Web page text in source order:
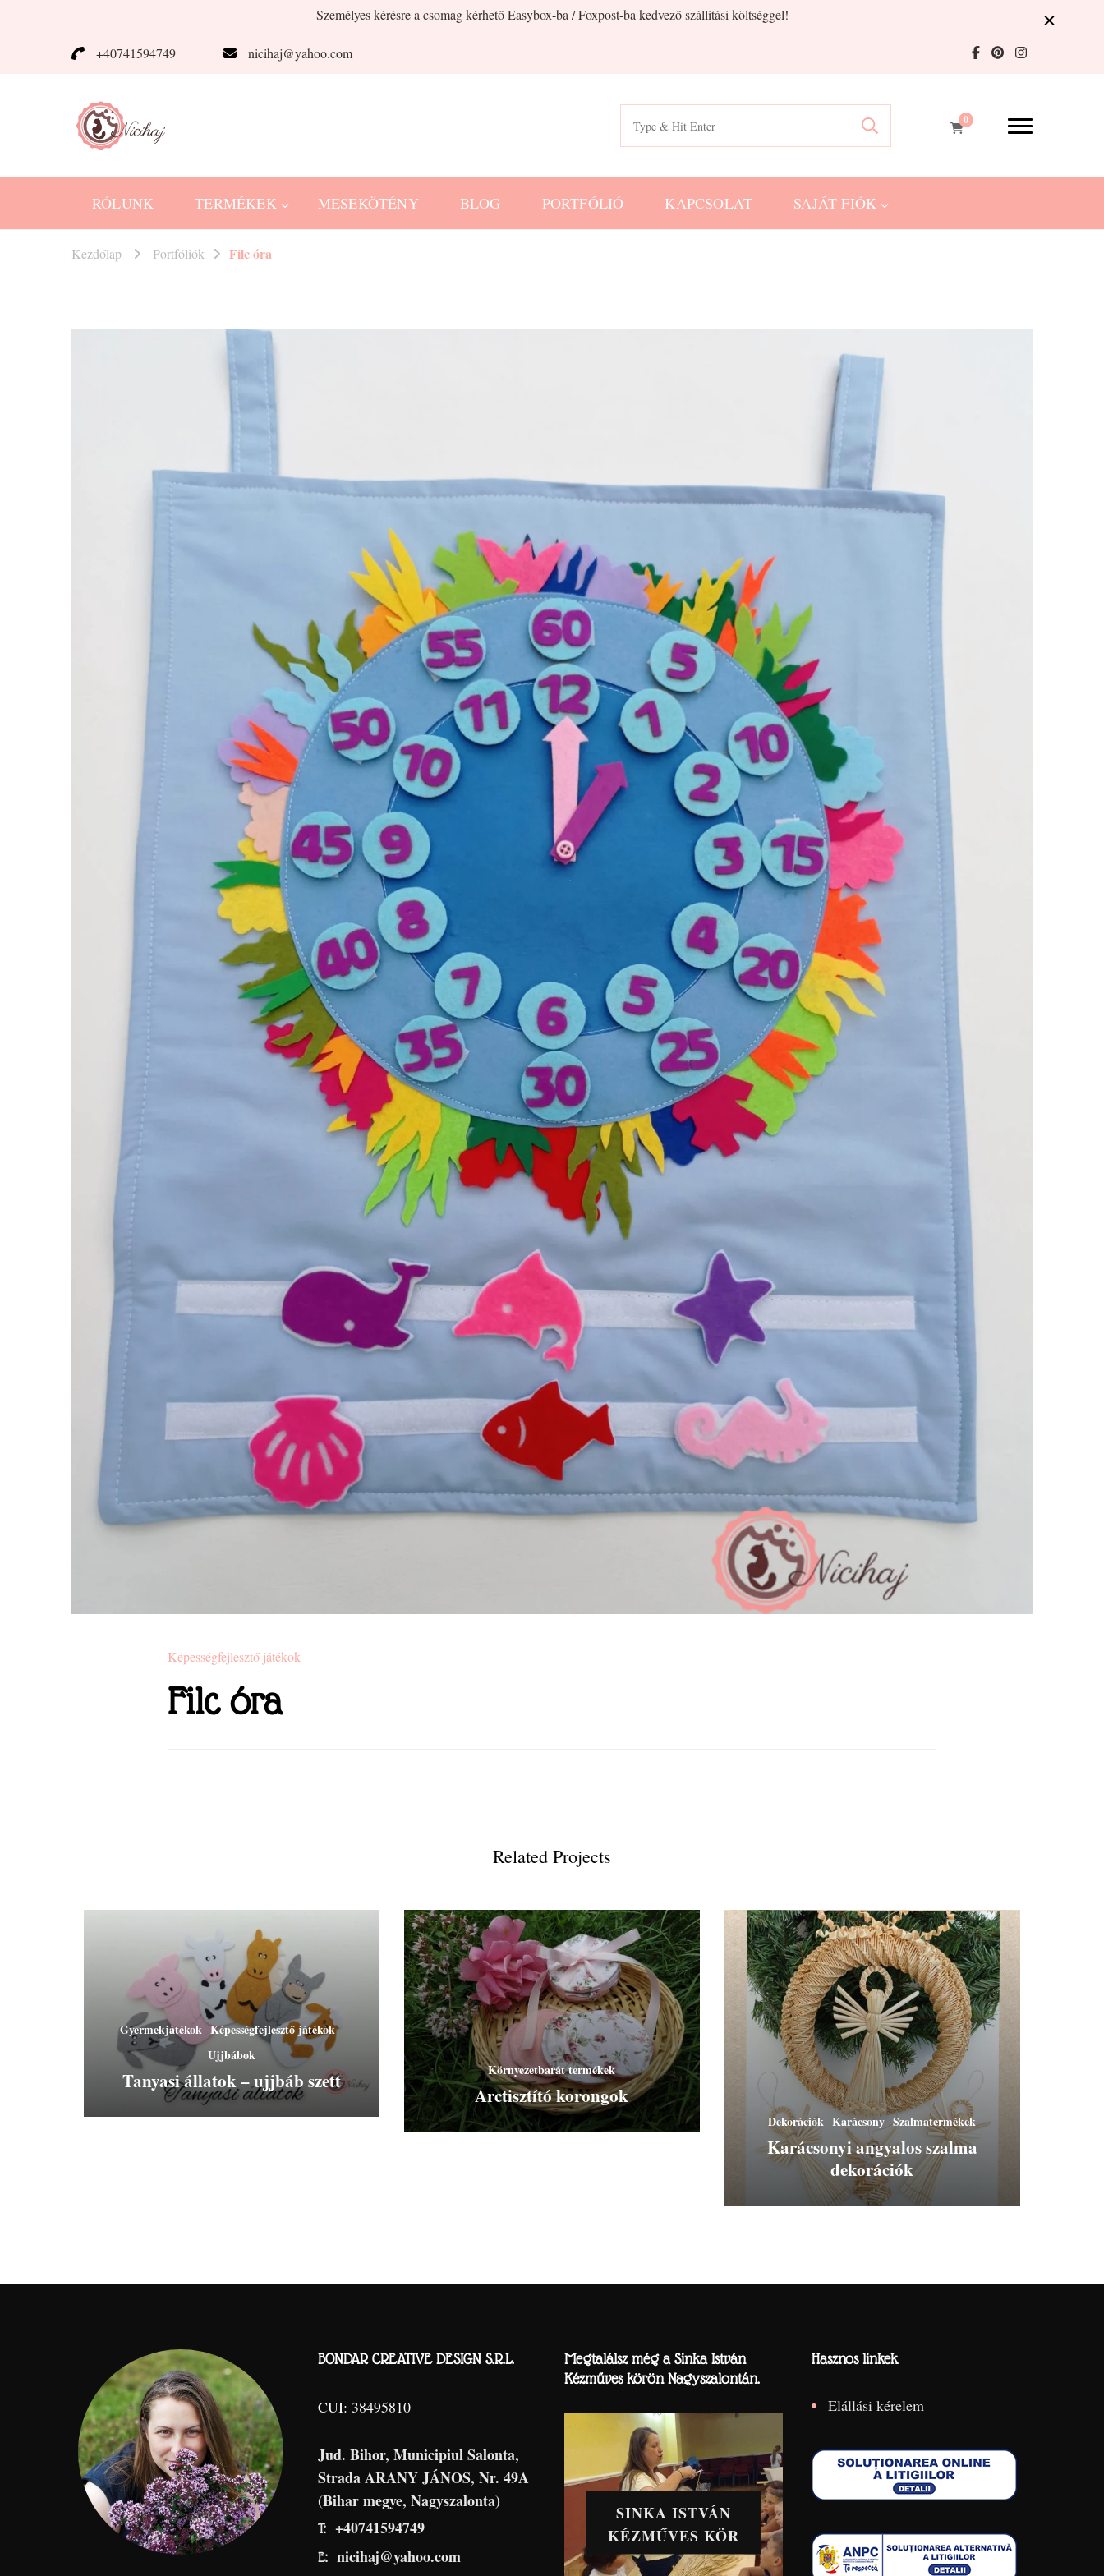
Személyes kérésre a csomag kérhető Easybox-ba / Foxpost-ba kedvező szállítási költséggel!
+40741594749 nicihaj@yahoo.com
Search
for:
0
RÓLUNK TERMÉKEK MESEKÖTÉNY BLOG PORTFÓLIÓ KAPCSOLAT SAJÁT FIÓK
Kezdőlap Portfóliók Filc óra
Képességfejlesztő játékok
Filc óra
Related Projects
Gyermekjátékok Képességfejlesztő játékok
Ujjbábok
Tanyasi állatok – ujjbáb szett Környezetbarát termékek
Arctisztító korongok
Dekorációk Karácsony Szalmatermékek
Karácsonyi angyalos szalma
dekorációk
BONDAR CREATIVE DESIGN S.R.L.
CUI: 38495810
Jud. Bihor, Municipiul Salonta,
Strada ARANY JÁNOS, Nr. 49A
(Bihar megye, Nagyszalonta)
T: +40741594749
E: nicihaj@yahoo.com
Megtalálsz még a Sinka István
Kézműves körön Nagyszalontán.
SINKA ISTVÁN
KÉZMŰVES KÖR
Hasznos linkek
Elállási kérelem